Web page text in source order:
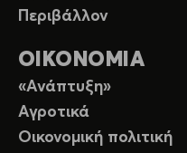
Περιβάλλον
ΟΙΚΟΝΟΜΙΑ
«Ανάπτυξη»
Αγροτικά
Οικονομική πολιτική